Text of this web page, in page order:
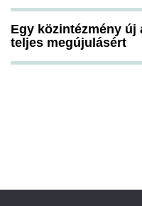
Egy közintézmény új
teljes megújulásért